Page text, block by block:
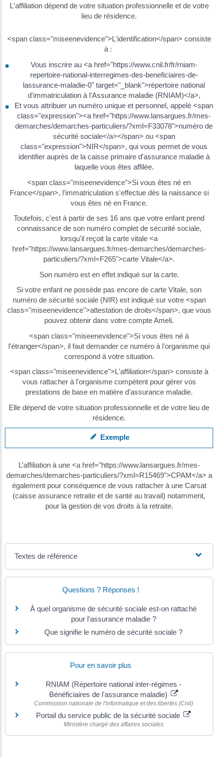
L'affiliation dépend de votre situation professionnelle et de votre
lieu de résidence.
<span class="miseenevidence">L'identification</span> consiste
à :
Vous inscrire au <a href="https://www.cnil.fr/fr/rniam-
repertoire-national-interregimes-des-beneficiaires-de-
lassurance-maladie-0" target="_blank">répertoire national
d'immatriculation à l'Assurance maladie (RNIAM)</a>,
Et vous attribuer un numéro unique et personnel, appelé <span
class="expression"><a href="https://www.lansargues.fr/mes-
demarches/demarches-particuliers/?xml=F33078">numéro de
sécurité sociale</a></span> ou <span
class="expression">NIR</span>, qui vous permet de vous
identifier auprès de la caisse primaire d'assurance maladie à
laquelle vous êtes affilée.
<span class="miseenevidence">Si vous êtes né en
France</span>, l'immatriculation s'effectue dès la naissance si
vous êtes né en France.
Toutefois, c'est à partir de ses 16 ans que votre enfant prend
connaissance de son numéro complet de sécurité sociale,
lorsqu'il reçoit la carte vitale <a
href="https://www.lansargues.fr/mes-demarches/demarches-
particuliers/?xml=F265">carte Vitale</a>.
Son numéro est en effet indiqué sur la carte.
Si votre enfant ne possède pas encore de carte Vitale, son
numéro de sécurité sociale (NIR) est indiqué sur votre <span
class="miseenevidence">attestation de droits</span>, que vous
pouvez obtenir dans votre compte Ameli.
<span class="miseenevidence">Si vous êtes né à
l'étranger</span>, il faut demander ce numéro à l'organisme qui
correspond à votre situation.
<span class="miseenevidence">L'affiliation</span> consiste à
vous rattacher à l'organisme compétent pour gérer vos
prestations de base en matière d'assurance maladie.
Elle dépend de votre situation professionnelle et de votre lieu de
résidence.
Exemple
L’affiliation à une <a href="https://www.lansargues.fr/mes-
demarches/demarches-particuliers/?xml=R15469">CPAM</a> a
également pour conséquence de vous rattacher à une Carsat
(caisse assurance retraite et de santé au travail) notamment,
pour la gestion de vos droits à la retraite.
Textes de référence
Questions ? Réponses !
À quel organisme de sécurité sociale est-on rattaché
pour l'assurance maladie ?
Que signifie le numéro de sécurité sociale ?
Pour en savoir plus
RNIAM (Répertoire national inter-régimes -
Bénéficiaires de l'assurance maladie)
Commission nationale de l'informatique et des libertés (Cnil)
Portail du service public de la sécurité sociale
Ministère chargé des affaires sociales